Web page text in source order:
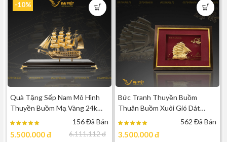
-10%
Quà Tặng Sếp Nam Mô Hình
Thuyền Buồm Mạ Vàng 24k
TBD43
156 Đã Bán
5.500.000đ 6.111.112đ
Bức Tranh Thuyền Buồm
Thuân Buồm Xuôi Gió Dát
Vàng 24k
562 Đã Bán
3.500.000đ